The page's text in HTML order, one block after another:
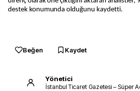
destek konumunda olduğunu kaydetti.
Beğen Kaydet
Yönetici
İstanbul Ticaret Gazetesi – Süper